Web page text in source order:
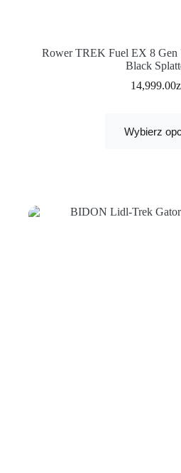
Rower TREK Fuel EX 8 Gen
Black
14,999.00
Wybierz